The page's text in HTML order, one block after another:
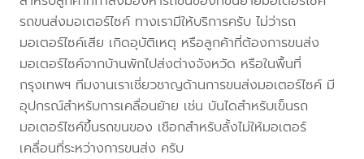
รถขนส่งมอเตอร์ไซค์ ทางเรามีให้บริการครับ ไม่ว่ารถ
มอเตอร์ไซค์เสีย เกิดอุบัติเหตุ หรือลูกค้าที่ต้องการขนส่ง
มอเตอร์ไซค์จากบ้านพักไปส่งต่างจังหวัด หรือในพื้นที่
กรุงเทพฯ ทีมงานเราเชี่ยวชาญด้านการขนส่งมอเตอร์ไซค์ มี
อุปกรณ์สำหรับการเคลื่อนย้าย เช่น บันไดสำหรับเข็นรถ
มอเตอร์ไซค์ขึ้นรถขนของ เชือกสำหรับลั้งไม่ให้มอเตอร์
เคลื่อนที่ระหว่างการขนส่ง ครับ